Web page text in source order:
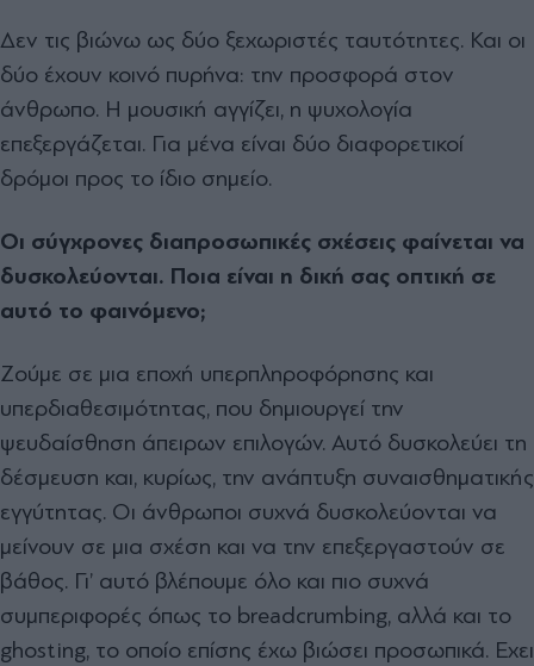
∆εν τις βιώνω ως δύο ξεχωριστές ταυτότητες. Και οι
δύο έχουν κοινό πυρήνα: την προσφορά στον
άνθρωπο. Η µουσική αγγίζει, η ψυχολογία
επεξεργάζεται. Για µένα είναι δύο διαφορετικοί
δρόµοι προς το ίδιο σηµείο.
Οι σύγχρονες διαπροσωπικές σχέσεις φαίνεται να
δυσκολεύονται. Ποια είναι η δική σας οπτική σε
αυτό το φαινόµενο;
Ζούµε σε µια εποχή υπερπληροφόρησης και
υπερδιαθεσιµότητας, που δηµιουργεί την
ψευδαίσθηση άπειρων επιλογών. Αυτό δυσκολεύει τη
δέσµευση και, κυρίως, την ανάπτυξη συναισθηµατικής
εγγύτητας. Οι άνθρωποι συχνά δυσκολεύονται να
µείνουν σε µια σχέση και να την επεξεργαστούν σε
βάθος. Γι’ αυτό βλέπουµε όλο και πιο συχνά
συµπεριφορές όπως το breadcrumbing, αλλά και το
ghosting, το οποίο επίσης έχω βιώσει προσωπικά. Εχει